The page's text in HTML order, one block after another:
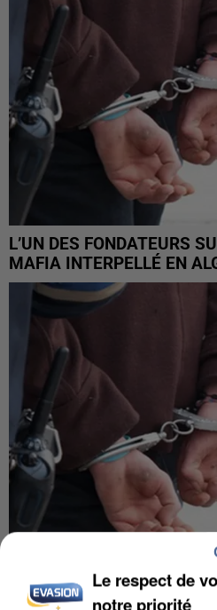
L’UN DES FONDATEURS
MAFIA INTERPELLÉ EN
UN SECOND CADRE DE
INTERPELLÉ EN ALGÉRIE
Le respect de
notre priorité